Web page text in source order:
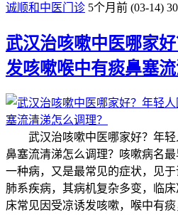
诚顺和中医门诊 5个月前 (03-14)
武汉治咳嗽中医哪家
发咳嗽喉中有痰鼻塞流
武汉治咳嗽中医哪家好？年轻
鼻塞流清涕怎么调理？咳嗽病名
一种病，又是最常见的症状，见
肺系疾病，其病机复杂多变，临
床常见因受凉诱发咳嗽，喉中有